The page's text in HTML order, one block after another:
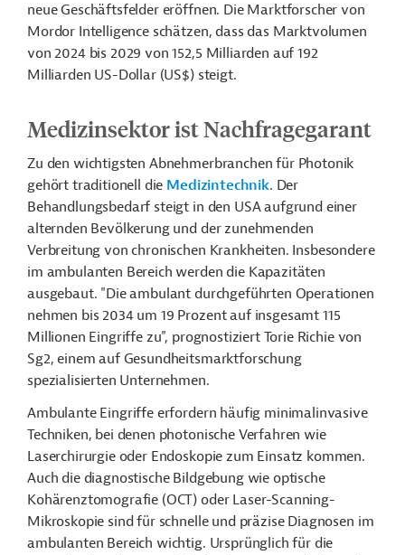
neue Geschäftsfelder eröffnen. Die Marktforscher von
Mordor Intelligence schätzen, dass das Marktvolumen
von 2024 bis 2029 von 152,5 Milliarden auf 192
Milliarden US-Dollar (US$) steigt.
Medizinsektor ist Nachfragegarant
Zu den wichtigsten Abnehmerbranchen für Photonik
gehört traditionell die Medizintechnik. Der
Behandlungsbedarf steigt in den USA aufgrund einer
alternden Bevölkerung und der zunehmenden
Verbreitung von chronischen Krankheiten. Insbesondere
im ambulanten Bereich werden die Kapazitäten
ausgebaut. "Die ambulant durchgeführten Operationen
nehmen bis 2034 um 19 Prozent auf insgesamt 115
Millionen Eingriffe zu", prognostiziert Torie Richie von
Sg2, einem auf Gesundheitsmarktforschung
spezialisierten Unternehmen.
Ambulante Eingriffe erfordern häufig minimalinvasive
Techniken, bei denen photonische Verfahren wie
Laserchirurgie oder Endoskopie zum Einsatz kommen.
Auch die diagnostische Bildgebung wie optische
Kohärenztomografie (OCT) oder Laser-Scanning-
Mikroskopie sind für schnelle und präzise Diagnosen im
ambulanten Bereich wichtig. Ursprünglich für die